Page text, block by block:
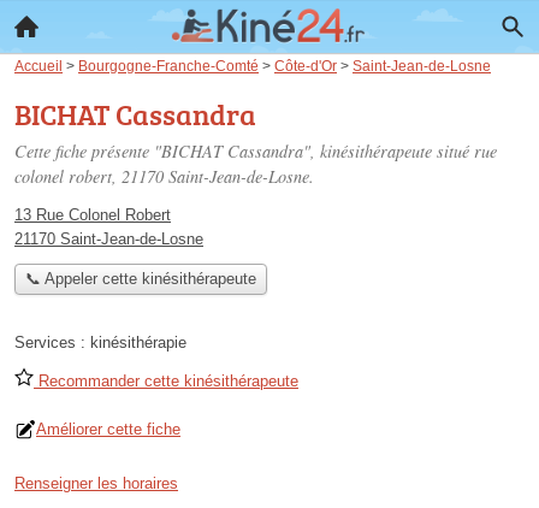
Accueil > Bourgogne-Franche-Comté > Côte-d'Or > Saint-Jean-de-Losne
BICHAT Cassandra
Cette fiche présente "BICHAT Cassandra", kinésithérapeute situé rue
colonel robert, 21170 Saint-Jean-de-Losne.
13 Rue Colonel Robert
21170 Saint-Jean-de-Losne
📞 Appeler cette kinésithérapeute
Services : kinésithérapie
Recommander cette kinésithérapeute
Améliorer cette fiche
Renseigner les horaires